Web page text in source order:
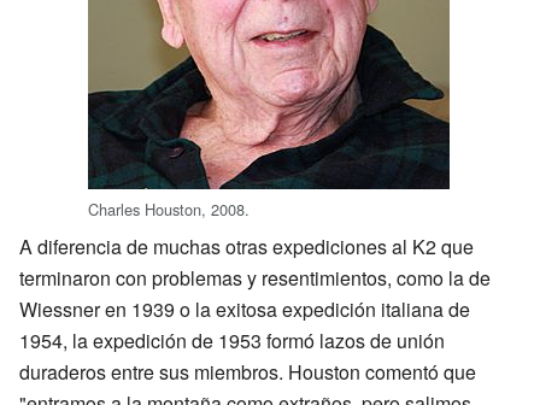
Charles Houston, 2008.
A diferencia de muchas otras expediciones al K2 que
terminaron con problemas y resentimientos, como la de
Wiessner en 1939 o la exitosa expedición italiana de
1954, la expedición de 1953 formó lazos de unión
duraderos entre sus miembros. Houston comentó que